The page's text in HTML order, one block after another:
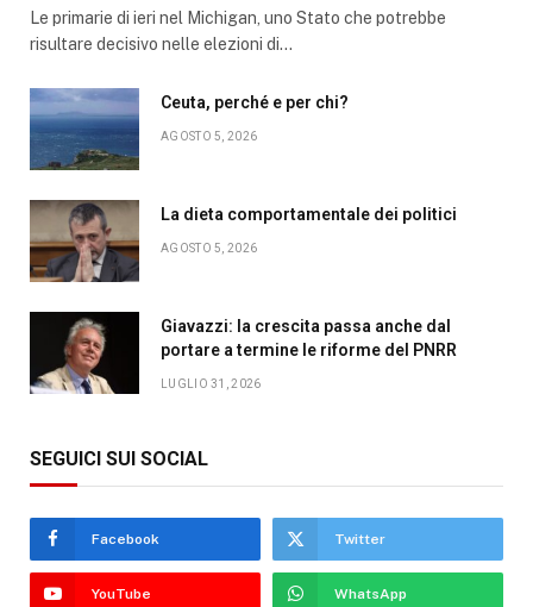
Le primarie di ieri nel Michigan, uno Stato che potrebbe
risultare decisivo nelle elezioni di…
Ceuta, perché e per chi?
AGOSTO 5, 2026
La dieta comportamentale dei politici
AGOSTO 5, 2026
Giavazzi: la crescita passa anche dal
portare a termine le riforme del PNRR
LUGLIO 31, 2026
SEGUICI SUI SOCIAL
Facebook Twitter
YouTube WhatsApp